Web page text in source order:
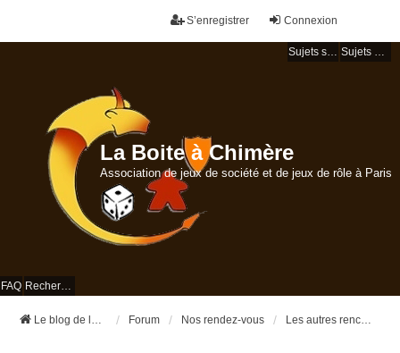
Connexion
S’enregistrer
Sujets sans réponse Sujets actifs
La Boite à Chimère
Association de jeux de société et de jeux de rôle à Paris
FAQ Rechercher
Le blog de la Boite à Chimère Forum Nos rendez-vous Les autres rencontres